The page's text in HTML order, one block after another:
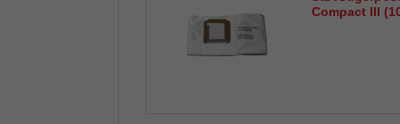
Compact III